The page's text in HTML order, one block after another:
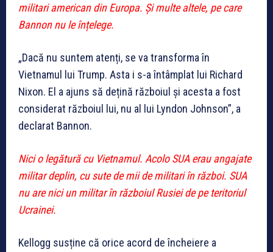
militari american din Europa. Și multe altele, pe care
Bannon nu le înțelege.
„Dacă nu suntem atenți, se va transforma în
Vietnamul lui Trump. Asta i s-a întâmplat lui Richard
Nixon. El a ajuns să dețină războiul și acesta a fost
considerat războiul lui, nu al lui Lyndon Johnson”, a
declarat Bannon.
Nici o legătură cu Vietnamul. Acolo SUA erau angajate
militar deplin, cu sute de mii de militari în război. SUA
nu are nici un militar în războiul Rusiei de pe teritoriul
Ucrainei.
Kellogg susține că orice acord de încheiere a